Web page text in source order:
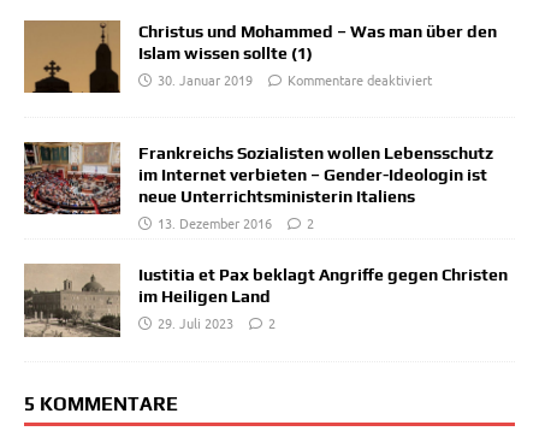
Christus und Mohammed – Was man über den
Islam wissen sollte (1)
30. Januar 2019
Kommentare deaktiviert
Frankreichs Sozialisten wollen Lebensschutz
im Internet verbieten – Gender-Ideologin ist
neue Unterrichtsministerin Italiens
13. Dezember 2016
2
Iustitia et Pax beklagt Angriffe gegen Christen
im Heiligen Land
29. Juli 2023
2
5 KOMMENTARE